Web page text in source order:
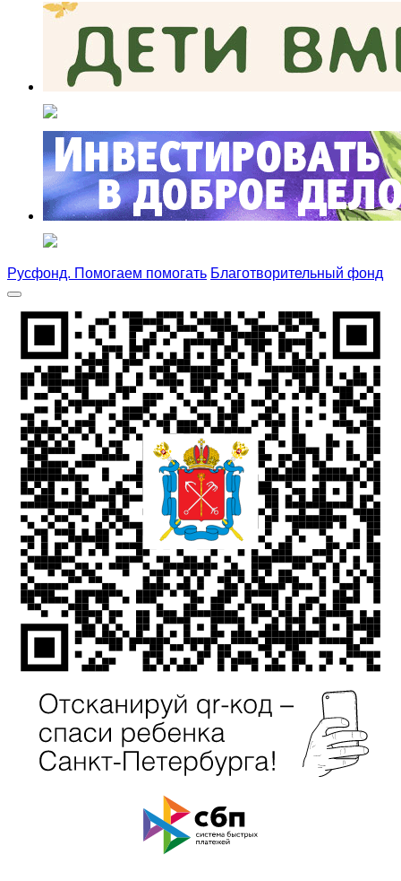
Русфонд. Помогаем помогать Благотворительный фонд